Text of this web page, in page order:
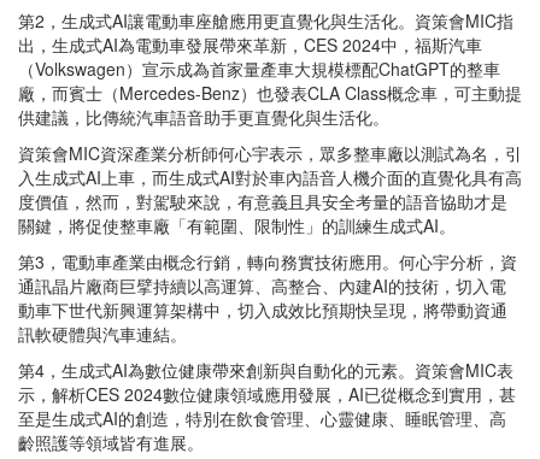
第2，生成式AI讓電動車座艙應用更直覺化與生活化。資策會MIC指
出，生成式AI為電動車發展帶來革新，CES 2024中，福斯汽車
（Volkswagen）宣示成為首家量產車大規模標配ChatGPT的整車
廠，而賓士（Mercedes-Benz）也發表CLA Class概念車，可主動提
供建議，比傳統汽車語音助手更直覺化與生活化。
資策會MIC資深產業分析師何心宇表示，眾多整車廠以測試為名，引
入生成式AI上車，而生成式AI對於車內語音人機介面的直覺化具有高
度價值，然而，對駕駛來說，有意義且具安全考量的語音協助才是
關鍵，將促使整車廠「有範圍、限制性」的訓練生成式AI。
第3，電動車產業由概念行銷，轉向務實技術應用。何心宇分析，資
通訊晶片廠商巨擘持續以高運算、高整合、內建AI的技術，切入電
動車下世代新興運算架構中，切入成效比預期快呈現，將帶動資通
訊軟硬體與汽車連結。
第4，生成式AI為數位健康帶來創新與自動化的元素。資策會MIC表
示，解析CES 2024數位健康領域應用發展，AI已從概念到實用，甚
至是生成式AI的創造，特別在飲食管理、心靈健康、睡眠管理、高
齡照護等領域皆有進展。